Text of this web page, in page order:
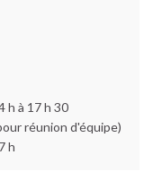
h à 17 h 30
réunion d'équipe)
h